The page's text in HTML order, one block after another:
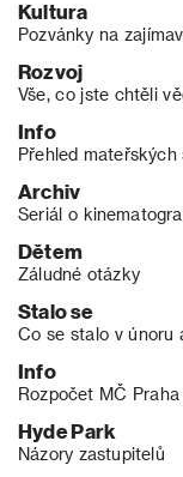
Kultura
Pozvánky na
Rozvoj
Vše, co jste chtěli
Info
Přehled mateřských
Archiv
Seriál o
Dětem
Záludné otázky
Stalo se
Co se stalo v únoru
Info
Rozpočet MČ
Hyde Park
Názory zastupitelů